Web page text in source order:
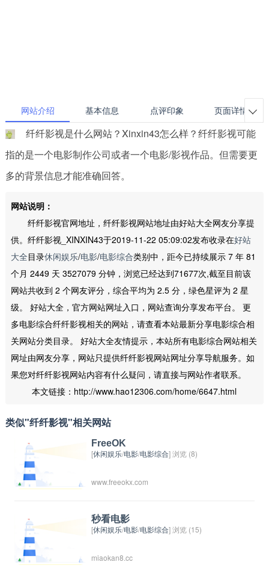
网站介绍 基本信息 点评印象 页面详情 
纤纤影视是什么网站？Xinxin43怎么样？纤纤影视可能
指的是一个电影制作公司或者一个电影/影视作品。但需要更
多的背景信息才能准确回答。
网站说明：
纤纤影视官网地址，纤纤影视网站地址由好站大全网友分享提
供。纤纤影视_XINXIN43于2019-11-22 05:09:02发布收录在好站
大全目录休闲娱乐/电影/电影综合类别中，距今已持续展示 7 年 81
个月 2449 天 3527079 分钟，浏览已经达到71677次,截至目前该
网站共收到 2 个网友评分，综合平均为 2.5 分，绿色星评为 2 星
级。 好站大全，官方网站网址入口，网站查询分享发布平台。 更
多电影综合纤纤影视相关的网站，请查看本站最新分享电影综合相
关网站分类目录。 好站大全友情提示，本站所有电影综合网站相关
网址由网友分享，网站只提供纤纤影视网站网址分享导航服务。如
果您对纤纤影视网站内容有什么疑问，请直接与网站作者联系。
本文链接：http://www.hao12306.com/home/6647.html
类似"纤纤影视"相关网站
FreeOK
[休闲娱乐/电影/电影综合] 浏览 (8)
www.freeokx.com
秒看电影
[休闲娱乐/电影/电影综合] 浏览 (15)
miaokan8.cc